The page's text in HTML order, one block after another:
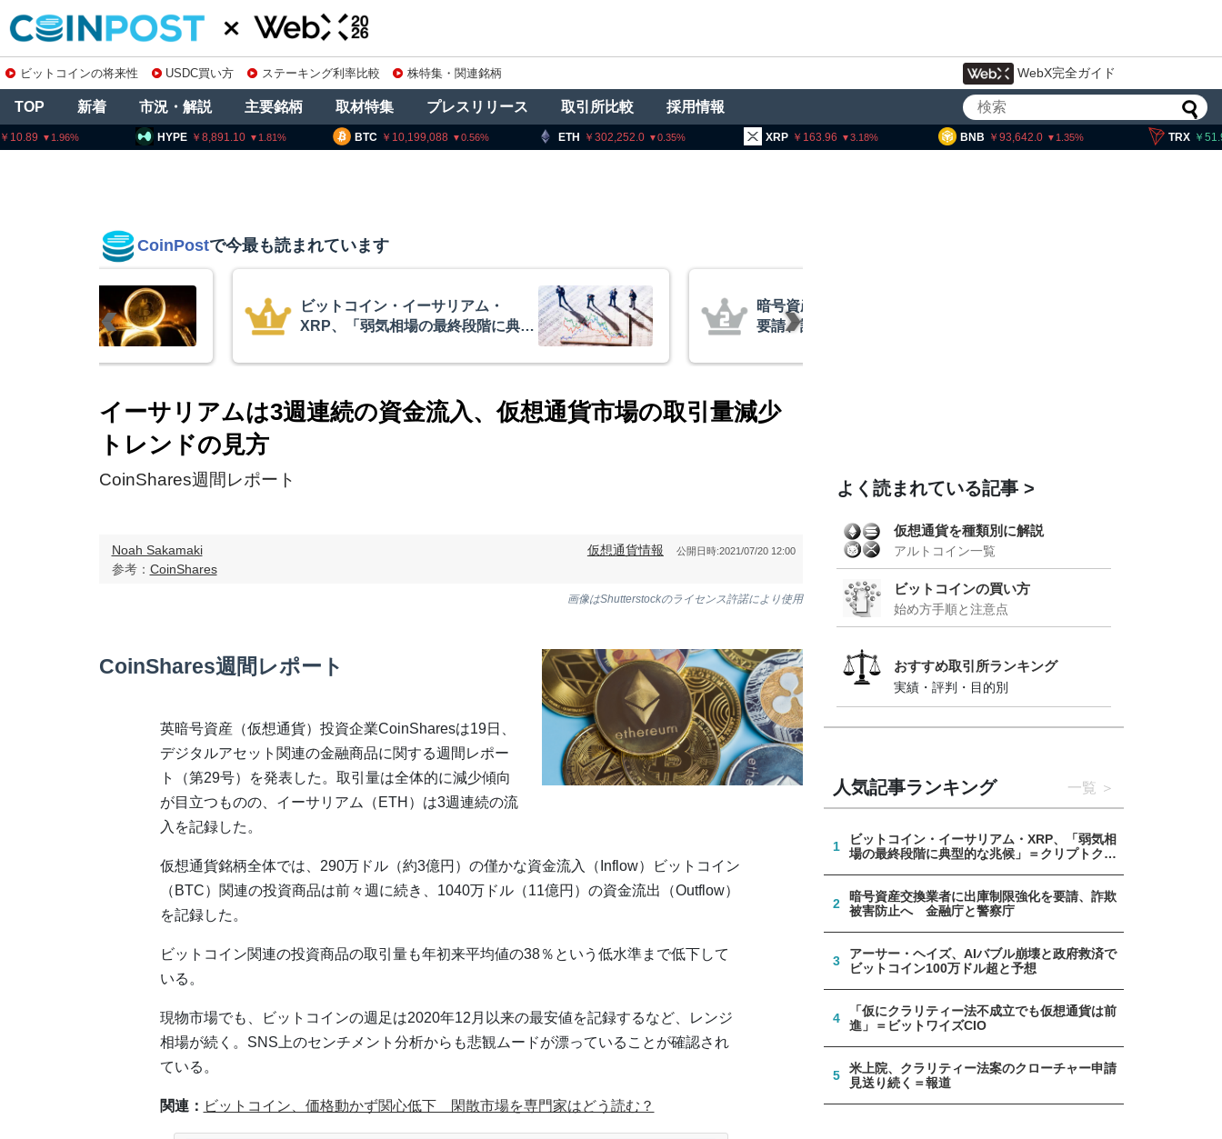
ビットコインの将来性 USDC買い方 ステーキング利率比較 株特集・関連銘柄 WebX完全ガイド
TOP 新着 市況・解説 主要銘柄 取材特集 プレスリリース 取引所比較 採用情報
BTC 10,199,088 0.56 ETH 302,252.0 0.35 XRP 163.96 BNB 93,642.0 1.35 TRX 51.90
HYPE 1.81
CoinPostで今最も読まれています
暗号資産交換業者に出庫制限強化を
要請、詐欺被害防止へ 金融庁と警
アーサー・ヘイズ、AIバブル崩壊と
政府救済でビットコイン100万ドル
イーサリアムは3週連続の資金流入、仮想通貨市場の取引量減少
トレンドの見方
CoinShares週間レポート
Noah Sakamaki
参考： CoinShares
仮想通貨情報 公開日時:2021/07/20 12:00
画像はShutterstockのライセンス許諾により使用
CoinShares週間レポート
英暗号資産（仮想通貨）投資企業CoinSharesは19日、
デジタルアセット関連の金融商品に関する週間レポー
ト（第29号）を発表した。取引量は全体的に減少傾向
が目立つものの、イーサリアム（ETH）は3週連続の流
入を記録した。
仮想通貨銘柄全体では、290万ドル（約3億円）の僅かな資金流入（Inflow）ビットコイン
（BTC）関連の投資商品は前々週に続き、1040万ドル（11億円）の資金流出（Outflow）
を記録した。
ビットコイン関連の投資商品の取引量も年初来平均値の38％という低水準まで低下して
いる。
現物市場でも、ビットコインの週足は2020年12月以来の最安値を記録するなど、レンジ
相場が続く。SNS上のセンチメント分析からも悲観ムードが漂っていることが確認され
ている。
関連： ビットコイン、価格動かず関心低下 閑散市場を専門家はどう読む？
よく読まれている記事
仮想通貨を種類別に解説
アルトコイン一覧
ビットコインの買い方
始め方手順と注意点
おすすめ取引所ランキング
実績・評判・目的別
人気記事ランキング 一覧
1
ビットコイン・イーサリアム・XRP、「弱気相
場の最終段階に典型的な兆候」＝クリプトクア
2
暗号資産交換業者に出庫制限強化を要請、詐欺
被害防止へ 金融庁と警察庁
3
アーサー・ヘイズ、AIバブル崩壊と政府救済で
ビットコイン100万ドル超と予想
4
「仮にクラリティー法不成立でも仮想通貨は前
進」＝ビットワイズCIO
5
米上院、クラリティー法案のクローチャー申請
見送り続く＝報道